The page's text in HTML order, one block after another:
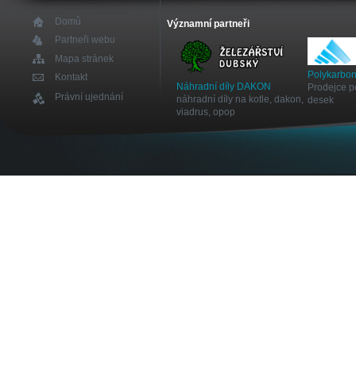
Domů
Partneři webu
Mapa stránek
Kontakt
Právní ujednání
Významní partneři
Náhradní díly DAKON
náhradní díly na kotle, dakon,
viadrus, opop
Prodejce
desek